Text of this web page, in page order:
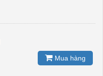
Mua hàng